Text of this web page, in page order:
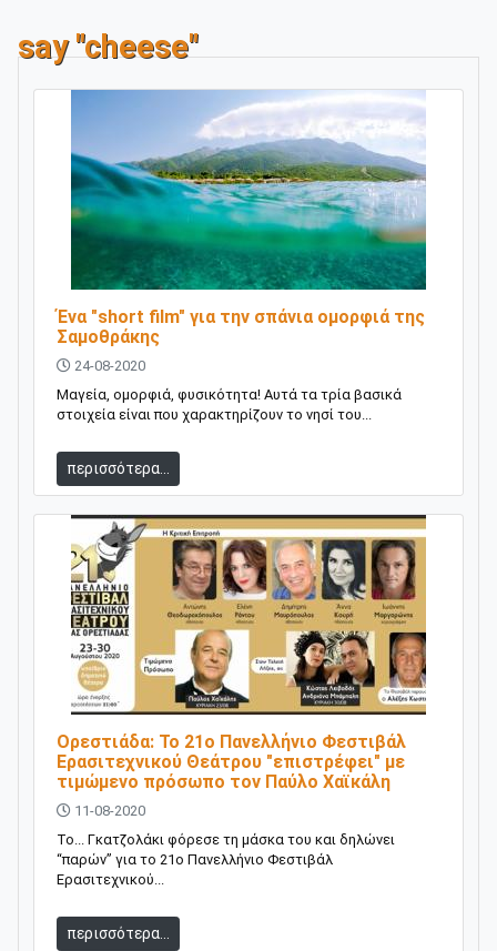
say "cheese"
Ένα "short film" για την σπάνια ομορφιά της
Σαμοθράκης
24-08-2020
Μαγεία, ομορφιά, φυσικότητα! Αυτά τα τρία βασικά
στοιχεία είναι που χαρακτηρίζουν το νησί του...
περισσότερα...
Ορεστιάδα: Το 21ο Πανελλήνιο Φεστιβάλ
Ερασιτεχνικού Θεάτρου "επιστρέφει" με
τιμώμενο πρόσωπο τον Παύλο Χαϊκάλη
11-08-2020
Το... Γκατζολάκι φόρεσε τη μάσκα του και δηλώνει
“παρών” για το 21ο Πανελλήνιο Φεστιβάλ
Ερασιτεχνικού...
περισσότερα...